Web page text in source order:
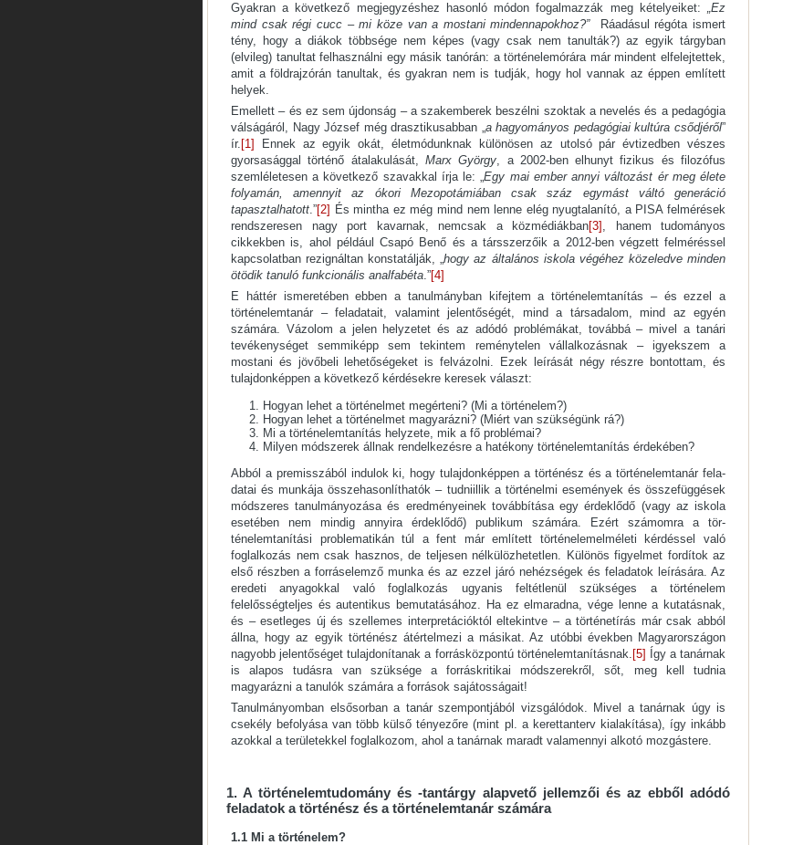
Gyakran a következő megjegyzéshez hasonló módon fogalmazzák meg kételyeiket: „Ez
mind csak régi cucc – mi köze van a mostani mindennapokhoz?”Ráadásul régóta ismert
tény, hogy a diákok többsége nem képes (vagy csak nem tanulták?) az egyik tárgyban
(elvileg) tanultat felhasználni egy másik tanórán: a történelemórára már mindent elfelejtettek,
amit a földrajzórán tanultak, és gyakran nem is tudják, hogy hol vannak az éppen említett
helyek.
Emellett – és ez sem újdonság – a szakemberek beszélni szoktak a nevelés és a pedagógia
válságáról, Nagy József még drasztikusabban „a hagyományos pedagógiai kultúra csődjéről”
ír. [1]
Ennek az egyik okát, életmódunknak különösen az utolsó pár évtizedben vészes
gyorsa­sággal történő átalakulását, Marx György, a 2002-ben elhunyt fizikus és filozófus
szemléle­tesen a következő szavakkal írja le: „Egy mai ember annyi változást ér meg élete
folyamán, amennyit az ókori Mezopotámiában csak száz egymást váltó generáció
tapasztalhatott.”[2] És mintha ez még mind nem lenne elég nyugtalanító, a PISA felmérések
rendszeresen nagy port kavarnak, nemcsak a közmédiákban[3] , hanem tudományos
cikkekben is, ahol például Csapó Benő és a társszerzőik a 2012-ben végzett felméréssel
kapcsolatban rezignáltan konsta­tálják, „hogy az általános iskola végéhez közeledve minden
ötödik tanuló funkcionális analfa­béta.”[4]
E háttér ismeretében ebben a tanulmányban kifejtem a történelemtanítás – és ezzel a
történelemtanár – fel­adatait, valamint jelentőségét, mind a társadalom, mind az egyén
számára. Vázolom a jelen helyzetet és az adódó problémákat, továbbá – mivel a tanári
tevékenységet semmiképp sem tekintem reménytelen vállalkozásnak – igyekszem a
mostani és jövőbeli lehetőségeket is fel­vázolni. Ezek leírását négy részre bontottam, és
tulajdonképpen a következő kérdésekre kere­sek választ:
Hogyan lehet a történelmet megérteni? (Mi a történelem?)
Hogyan lehet a történelmet magyarázni? (Miért van szükségünk rá?)
Mi a történelemtanítás helyzete, mik a fő problémai?
Milyen módszerek állnak rendelkezésre a hatékony történelemtanítás érdekében?
Abból a premisszából indulok ki, hogy tulajdonképpen a történész és a történelemtanár fela­
datai és munkája összehasonlíthatók – tudniillik a történelmi események és összefüg­gések
módszeres tanulmányozása és eredményeinek továbbítása egy érdeklődő (vagy az iskola
esetében nem mindig annyira érdeklődő) publikum számára. Ezért számomra a tör­
ténelemtanítási problematikán túl a fent már említett történelemelméleti kér­déssel való
foglalkozás nem csak hasznos, de teljesen nélkülözhetetlen. Különös figyelmet fordítok az
első rész­ben a forráselemző munka és az ezzel járó nehézségek és feladatok leírására. Az
eredeti anyagokkal való foglalkozás ugyanis feltétlenül szükséges a történelem
felelősségteljes és autentikus bemutatásához. Ha ez elmaradna, vége lenne a kutatásnak,
és – esetleges új és szellemes interpretációktól eltekintve – a történetírás már csak abból
állna, hogy az egyik történész átértelmezi a másikat. Az utóbbi években Magyarországon
nagyobb jelentőséget tulajdonítanak a forrásközpontú történelemtanításnak. [5]
Így a tanárnak
is alapos tudásra van szüksége a forráskritikai módszerekről, sőt, meg kell tudnia
magyarázni a tanulók számára a források sajá­tosságait!
Tanulmányomban elsősorban a tanár szempontjából vizsgálódok. Mivel a tanárnak úgy is
csekély befolyása van több külső tényezőre (mint pl. a kerettanterv kialakítása), így inkább
azokkal a terü­letekkel foglalkozom, ahol a tanárnak maradt valamennyi alkotó mozgástere.
1. A történelemtudomány és -tantárgy alapvető jellemzői és az ebből adódó
feladatok a történész és a történelemtanár számára
1.1 Mi a történelem?